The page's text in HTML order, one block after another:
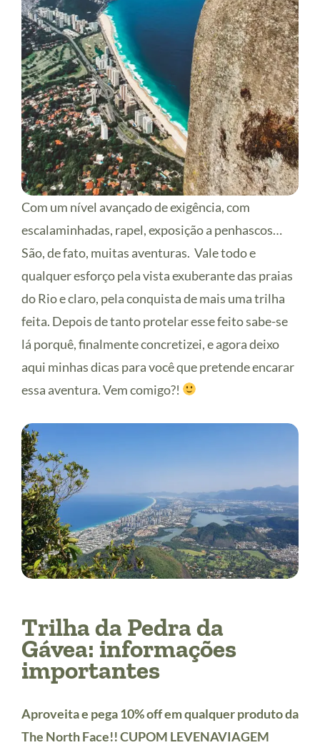
Com um nível avançado de exigência, com
escalaminhadas, rapel, exposição a penhascos…
São, de fato, muitas aventuras. Vale todo e
qualquer esforço pela vista exuberante das praias
do Rio e claro, pela conquista de mais uma trilha
feita. Depois de tanto protelar esse feito sabe-se
lá porquê, finalmente concretizei, e agora deixo
aqui minhas dicas para você que pretende encarar
essa aventura. Vem comigo?!
Trilha da Pedra da
Gávea: informações
importantes
Aproveita e pega 10% off em qualquer produto da
The North Face!! CUPOM LEVENAVIAGEM